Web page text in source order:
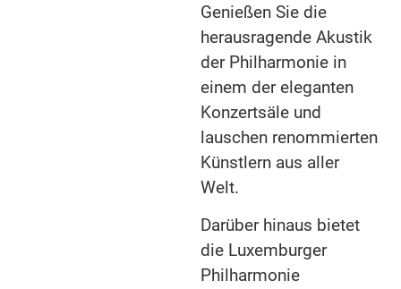
Genießen Sie die
herausragende Akustik
der Philharmonie in
einem der eleganten
Konzertsäle und
lauschen renommierten
Künstlern aus aller
Welt.
Darüber hinaus bietet
die Luxemburger
Philharmonie